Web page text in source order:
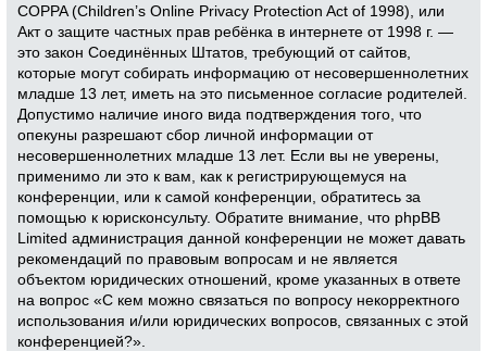
COPPA (Children’s Online Privacy Protection Act of 1998), или
Акт о защите частных прав ребёнка в интернете от 1998 г. —
это закон Соединённых Штатов, требующий от сайтов,
которые могут собирать информацию от несовершеннолетних
младше 13 лет, иметь на это письменное согласие родителей.
Допустимо наличие иного вида подтверждения того, что
опекуны разрешают сбор личной информации от
несовершеннолетних младше 13 лет. Если вы не уверены,
применимо ли это к вам, как к регистрирующемуся на
конференции, или к самой конференции, обратитесь за
помощью к юрисконсульту. Обратите внимание, что phpBB
Limited администрация данной конференции не может давать
рекомендаций по правовым вопросам и не является
объектом юридических отношений, кроме указанных в ответе
на вопрос «С кем можно связаться по вопросу некорректного
использования и/или юридических вопросов, связанных с этой
конференцией?».